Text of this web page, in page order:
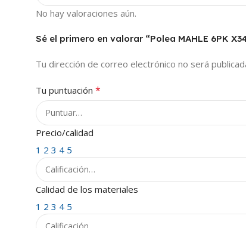
No hay valoraciones aún.
Sé el primero en valorar “Polea MAHLE 6PK
Tu dirección de correo electrónico no será
Tu puntuación *
Precio/calidad
1 2 3 4 5
Calidad de los materiales
1 2 3 4 5